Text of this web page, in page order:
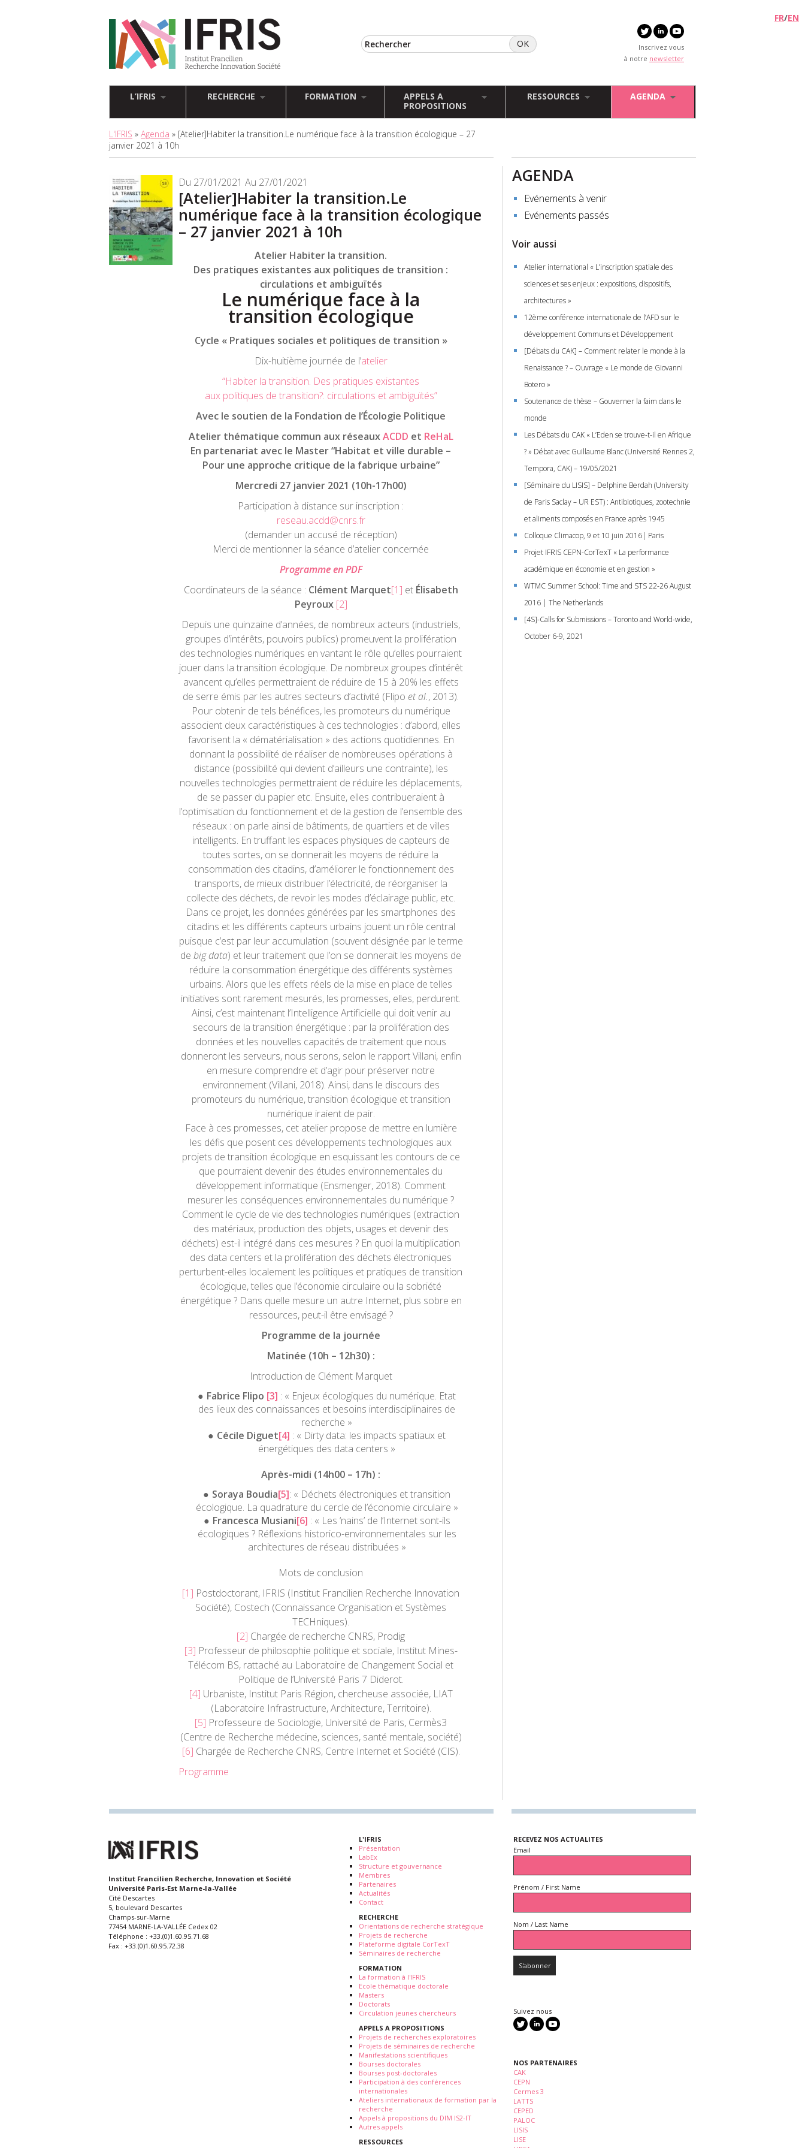
Inscrivez vous
à notre newsletter
FR/EN
L’IFRIS RECHERCHE FORMATION
APPELS A
PROPOSITIONS
RESSOURCES AGENDA
L'IFRIS » Agenda » [Atelier]Habiter la transition.Le numérique face à la transition écologique – 27
janvier 2021 à 10h
Du 27/01/2021 Au 27/01/2021
[Atelier]Habiter la transition.Le
numérique face à la transition écologique
– 27 janvier 2021 à 10h
Atelier Habiter la transition.
Des pratiques existantes aux politiques de transition :
circulations et ambiguïtés
Le numérique face à la
transition écologique
Cycle « Pratiques sociales et politiques de transition »
Dix-huitième journée de l’atelier
“Habiter la transition. Des pratiques existantes
aux politiques de transition?: circulations et ambiguïtés”
Avec le soutien de la Fondation de l’Écologie Politique
Atelier thématique commun aux réseauxACDD et ReHaL
En partenariat avec le Master “Habitat et ville durable –
Pour une approche critique de la fabrique urbaine”
Mercredi 27 janvier 2021 (10h-17h00)
Participation à distance sur inscription :
reseau.acdd@cnrs.fr
(demander un accusé de réception)
Merci de mentionner la séance d’atelier concernée
Programme en PDF
Coordinateurs de la séance : Clément Marquet[1] et Élisabeth
Peyroux [2]
Depuis une quinzaine d’années, de nombreux acteurs (industriels,
groupes d’intérêts, pouvoirs publics) promeuvent la prolifération
des technologies numériques en vantant le rôle qu’elles pourraient
jouer dans la transition écologique. De nombreux groupes d’intérêt
avancent qu’elles permettraient de réduire de 15 à 20% les effets
de serre émis par les autres secteurs d’activité (Flipo et al., 2013).
Pour obtenir de tels bénéfices, les promoteurs du numérique
associent deux caractéristiques à ces technologies : d’abord, elles
favorisent la « dématérialisation » des actions quotidiennes. En
donnant la possibilité de réaliser de nombreuses opérations à
distance (possibilité qui devient d’ailleurs une contrainte), les
nouvelles technologies permettraient de réduire les déplacements,
de se passer du papier etc. Ensuite, elles contribueraient à
l’optimisation du fonctionnement et de la gestion de l’ensemble des
réseaux : on parle ainsi de bâtiments, de quartiers et de villes
intelligents. En truffant les espaces physiques de capteurs de
toutes sortes, on se donnerait les moyens de réduire la
consommation des citadins, d’améliorer le fonctionnement des
transports, de mieux distribuer l’électricité, de réorganiser la
collecte des déchets, de revoir les modes d’éclairage public, etc.
Dans ce projet, les données générées par les smartphones des
citadins et les différents capteurs urbains jouent un rôle central
puisque c’est par leur accumulation (souvent désignée par le terme
de big data) et leur traitement que l’on se donnerait les moyens de
réduire la consommation énergétique des différents systèmes
urbains. Alors que les effets réels de la mise en place de telles
initiatives sont rarement mesurés, les promesses, elles, perdurent.
Ainsi, c’est maintenant l’Intelligence Artificielle qui doit venir au
secours de la transition énergétique : par la prolifération des
données et les nouvelles capacités de traitement que nous
donneront les serveurs, nous serons, selon le rapport Villani, enfin
en mesure comprendre et d’agir pour préserver notre
environnement (Villani, 2018). Ainsi, dans le discours des
promoteurs du numérique, transition écologique et transition
numérique iraient de pair.
Face à ces promesses, cet atelier propose de mettre en lumière
les défis que posent ces développements technologiques aux
projets de transition écologique en esquissant les contours de ce
que pourraient devenir des études environnementales du
développement informatique (Ensmenger, 2018). Comment
mesurer les conséquences environnementales du numérique ?
Comment le cycle de vie des technologies numériques (extraction
des matériaux, production des objets, usages et devenir des
déchets) est-il intégré dans ces mesures ? En quoi la multiplication
des data centers et la prolifération des déchets électroniques
perturbent-elles localement les politiques et pratiques de transition
écologique, telles que l’économie circulaire ou la sobriété
énergétique ? Dans quelle mesure un autre Internet, plus sobre en
ressources, peut-il être envisagé ?
Programme de la journée
Matinée (10h – 12h30) :
Introduction de Clément Marquet
Fabrice Flipo [3] : « Enjeux écologiques du numérique. Etat
des lieux des connaissances et besoins interdisciplinaires de
recherche »
Cécile Diguet[4] : « Dirty data: les impacts spatiaux et
énergétiques des data centers »
Après-midi (14h00 – 17h) :
Soraya Boudia[5]: « Déchets électroniques et transition
écologique. La quadrature du cercle de l’économie circulaire »
Francesca Musiani[6] : « Les ‘nains’ de l’Internet sont-ils
écologiques ? Réflexions historico-environnementales sur les
architectures de réseau distribuées »
Mots de conclusion
[1] Postdoctorant, IFRIS (Institut Francilien Recherche Innovation
Société), Costech (Connaissance Organisation et Systèmes
TECHniques).
[2] Chargée de recherche CNRS, Prodig
[3] Professeur de philosophie politique et sociale, Institut Mines-
Télécom BS, rattaché au Laboratoire de Changement Social et
Politique de l’Université Paris 7 Diderot.
[4] Urbaniste, Institut Paris Région, chercheuse associée, LIAT
(Laboratoire Infrastructure, Architecture, Territoire).
[5] Professeure de Sociologie, Université de Paris, Cermès3
(Centre de Recherche médecine, sciences, santé mentale, société)
[6] Chargée de Recherche CNRS, Centre Internet et Société (CIS).
Programme
AGENDA
Evénements à venir
Evénements passés
Voir aussi
Atelier international « L’inscription spatiale des
sciences et ses enjeux : expositions, dispositifs,
architectures »
12ème conférence internationale de l’AFD sur le
développement Communs et Développement
[Débats du CAK] – Comment relater le monde à la
Renaissance ? – Ouvrage « Le monde de Giovanni
Botero »
Soutenance de thèse – Gouverner la faim dans le
monde
Les Débats du CAK « L’Eden se trouve-t-il en Afrique
? » Débat avec Guillaume Blanc (Université Rennes 2,
Tempora, CAK) – 19/05/2021
[Séminaire du LISIS] – Delphine Berdah (University
de Paris Saclay – UR EST) : Antibiotiques, zootechnie
et aliments composés en France après 1945
Colloque Climacop, 9 et 10 juin 2016| Paris
Projet IFRIS CEPN-CorTexT « La performance
académique en économie et en gestion »
WTMC Summer School: Time and STS 22-26 August
2016 | The Netherlands
[4S]-Calls for Submissions – Toronto and World-wide,
October 6-9, 2021
Institut Francilien Recherche, Innovation et Société
Université Paris-Est Marne-la-Vallée
Cité Descartes
5, boulevard Descartes
Champs-sur-Marne
77454 MARNE-LA-VALLÉE Cedex 02
Téléphone : +33.(0)1.60.95.71.68
Fax : +33.(0)1.60.95.72.38
L'IFRIS
Présentation
LabEx
Structure et gouvernance
Membres
Partenaires
Actualités
Contact
RECHERCHE
Orientations de recherche stratégique
Projets de recherche
Plateforme digitale CorTexT
Séminaires de recherche
FORMATION
La formation à l'IFRIS
Ecole thématique doctorale
Masters
Doctorats
Circulation jeunes chercheurs
APPELS A PROPOSITIONS
Projets de recherches exploratoires
Projets de séminaires de recherche
Manifestations scientifiques
Bourses doctorales
Bourses post-doctorales
Participation à des conférences
internationales
Ateliers internationaux de formation par la
recherche
Appels à propositions du DIM IS2-IT
Autres appels
RESSOURCES
RECEVEZ NOS ACTUALITES
Email
Prénom / First Name
Nom / Last Name
Suivez nous
NOS PARTENAIRES
CAK
CEPN
Cermes 3
LATTS
CEPED
PALOC
LISIS
LISE